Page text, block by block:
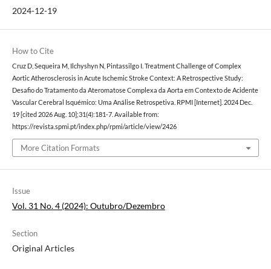
2024-12-19
How to Cite
Cruz D, Sequeira M, Ilchyshyn N, Pintassilgo I. Treatment Challenge of Complex
Aortic Atherosclerosis in Acute Ischemic Stroke Context: A Retrospective Study:
Desafio do Tratamento da Ateromatose Complexa da Aorta em Contexto de Acidente
Vascular Cerebral Isquémico: Uma Análise Retrospetiva. RPMI [Internet]. 2024 Dec.
19 [cited 2026 Aug. 10];31(4):181-7. Available from:
https://revista.spmi.pt/index.php/rpmi/article/view/2426
More Citation Formats
Issue
Vol. 31 No. 4 (2024): Outubro/Dezembro
Section
Original Articles